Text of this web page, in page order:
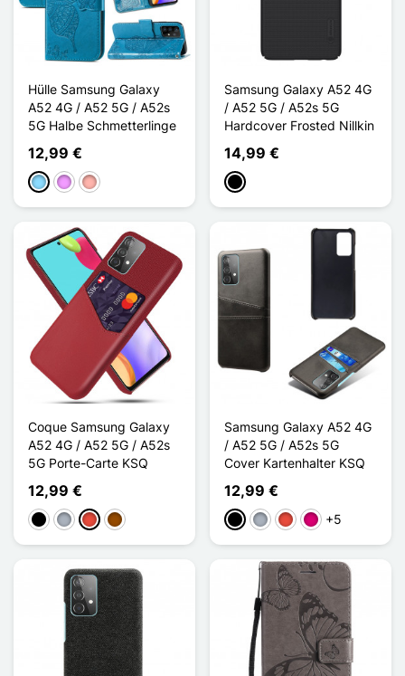
Hülle Samsung Galaxy
A52 4G / A52 5G / A52s
5G Halbe Schmetterlinge
12,99 €
HellblauHellviolettRoségold
Samsung Galaxy A52 4G
/ A52 5G / A52s 5G
Hardcover Frosted Nillkin
14,99 €
Schwarz
Coque Samsung Galaxy
A52 4G / A52 5G / A52s
5G Porte-Carte KSQ
12,99 €
Schwarz
GrauRot Braun
Samsung Galaxy A52 4G
/ A52 5G / A52s 5G
Cover Kartenhalter KSQ
12,99 €
Schwarz
GrauRot Magenta
+5